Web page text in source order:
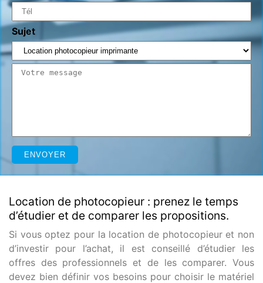
Sujet
Location de photocopieur : prenez le temps
d’étudier et de comparer les propositions.
Si vous optez pour la location de photocopieur et non
d’investir pour l’achat, il est conseillé d’étudier les
offres des professionnels et de les comparer. Vous
devez bien définir vos besoins pour choisir le matériel